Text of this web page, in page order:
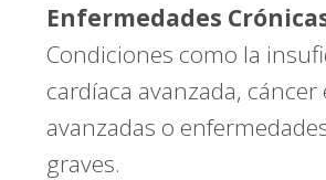
Enfermedades
Condiciones como la
cardíaca avanzada, cáncer
avanzadas o
graves.